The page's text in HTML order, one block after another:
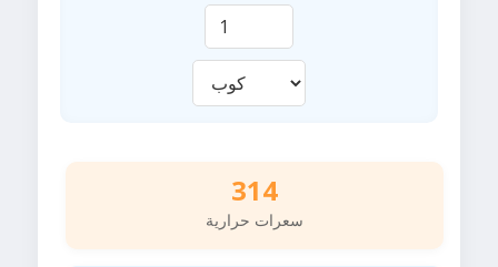
314
سعرات حرارية